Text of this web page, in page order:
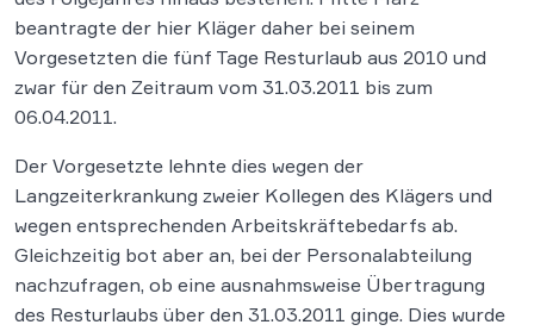
beantragte der hier Kläger daher bei seinem
Vorgesetzten die fünf Tage Resturlaub aus 2010 und
zwar für den Zeitraum vom 31.03.2011 bis zum
06.04.2011.
Der Vorgesetzte lehnte dies wegen der
Langzeiterkrankung zweier Kollegen des Klägers und
wegen entsprechenden Arbeitskräftebedarfs ab.
Gleichzeitig bot aber an, bei der Personalabteilung
nachzufragen, ob eine ausnahmsweise Übertragung
des Resturlaubs über den 31.03.2011 ginge. Dies wurde